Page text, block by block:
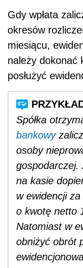
Gdy wpłata
okresów
miesiącu,
należy dokonać
posłużyć
Spółka
bankowy
osoby
gospodarczej.
na kasie
w ewidencji
o kwotę netto
Natomiast w
obniżyć obrót